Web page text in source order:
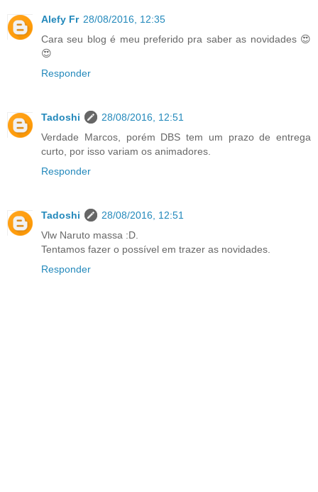
Alefy Fr 28/08/2016, 12:35
Cara seu blog é meu preferido pra saber as novidades 😍
😍
Responder
Tadoshi
28/08/2016, 12:51
Verdade Marcos, porém DBS tem um prazo de entrega
curto, por isso variam os animadores.
Responder
Tadoshi
28/08/2016, 12:51
Vlw Naruto massa :D.
Tentamos fazer o possível em trazer as novidades.
Responder